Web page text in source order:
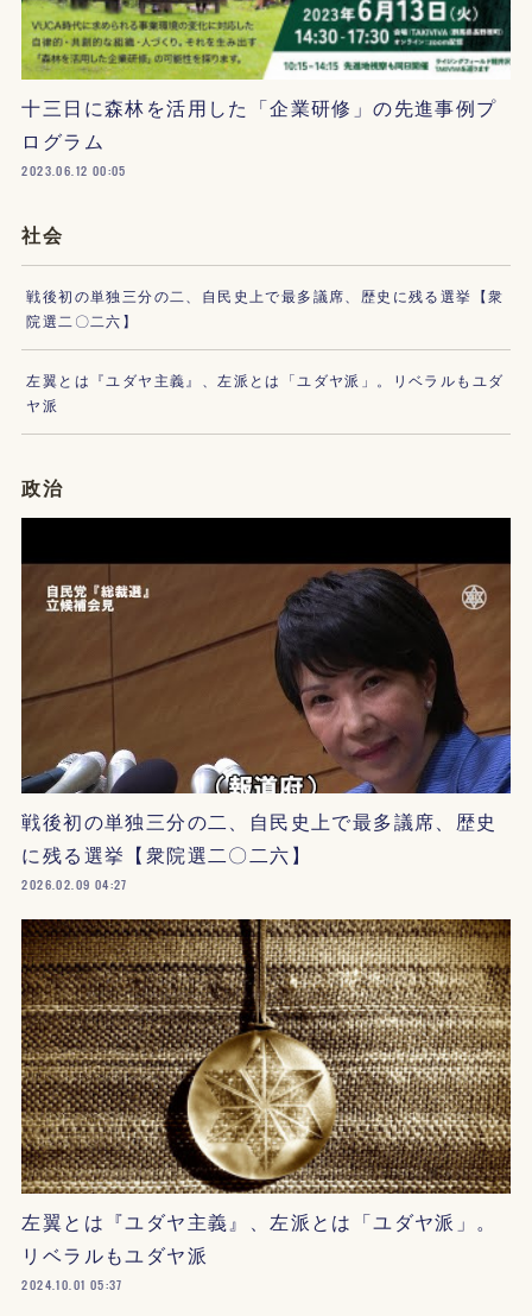
十三日に森林を活用した「企業研修」の先進事例プ
ログラム
2023.06.12 00:05
社会
戦後初の単独三分の二、自民史上で最多議席、歴史に残る選挙【衆
院選二〇二六】
左翼とは『ユダヤ主義』、左派とは「ユダヤ派」。リベラルもユダ
ヤ派
政治
戦後初の単独三分の二、自民史上で最多議席、歴史
に残る選挙【衆院選二〇二六】
2026.02.09 04:27
左翼とは『ユダヤ主義』、左派とは「ユダヤ派」。
リベラルもユダヤ派
2024.10.01 05:37